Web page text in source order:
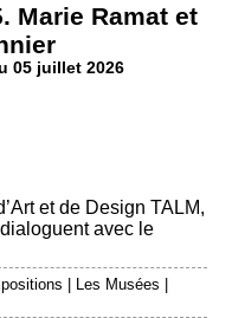
Marie Ramat et
05 juillet 2026
et de Design TALM,
avec le
Les Musées